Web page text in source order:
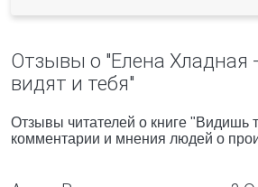
Отзывы о "Елена Хладная
видят и тебя"
Отзывы читателей о книге "Видишь
комментарии и мнения людей о